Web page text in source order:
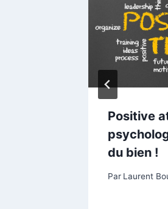
Positive
du bien !
Par Laurent